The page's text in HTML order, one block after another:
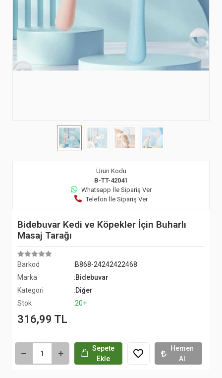
Ürün Kodu
B-TT-42041
Whatsapp İle Sipariş Ver
Telefon İle Sipariş Ver
Bidebuvar Kedi ve Köpekler İçin Buharlı
Masaj Tarağı
Barkod
:B868-24242422468
Marka
:Bidebuvar
Kategori
:Diğer
Stok
:20+
316,99 TL
Sepete
Ekle
Hemen
Al